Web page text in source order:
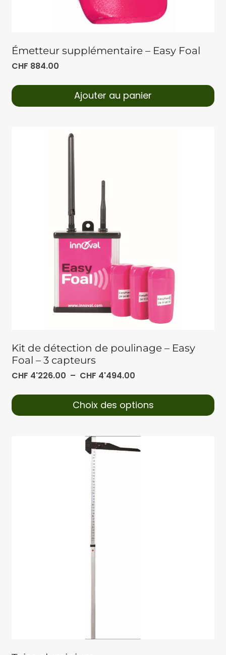
Émetteur supplémentaire – Easy Foal
CHF 884.00
Ajouter au panier
Kit de détection de poulinage – Easy
Foal – 3 capteurs
CHF 4'226.00 – CHF 4'494.00
Choix des options